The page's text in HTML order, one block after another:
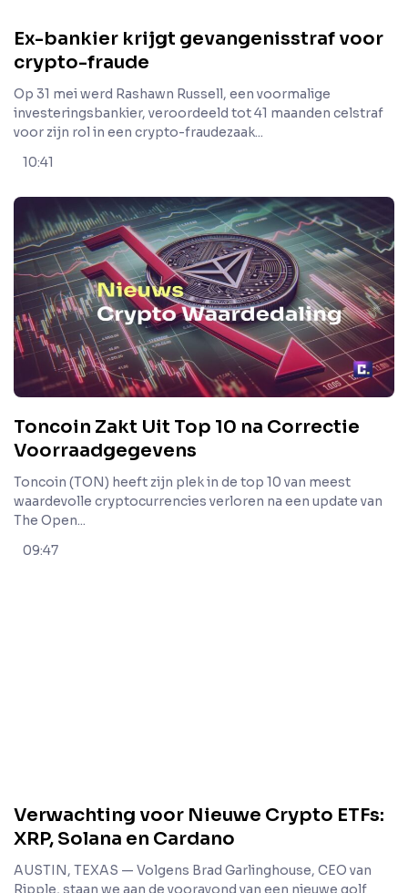
Ex-bankier krijgt gevangenisstraf voor
crypto-fraude
Op 31 mei werd Rashawn Russell, een voormalige
investeringsbankier, veroordeeld tot 41 maanden celstraf
voor zijn rol in een crypto-fraudezaak...
10:41
Toncoin Zakt Uit Top 10 na Correctie
Voorraadgegevens
Toncoin (TON) heeft zijn plek in de top 10 van meest
waardevolle cryptocurrencies verloren na een update van
The Open...
09:47
Verwachting voor Nieuwe Crypto ETFs:
XRP, Solana en Cardano
AUSTIN, TEXAS — Volgens Brad Garlinghouse, CEO van
Ripple, staan we aan de vooravond van een nieuwe golf